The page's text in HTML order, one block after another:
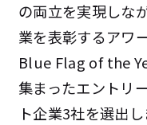
の両立を実現しな
業を表彰するアワ
Blue Flag of the
集まったエントリ
ト企業3社を選出し